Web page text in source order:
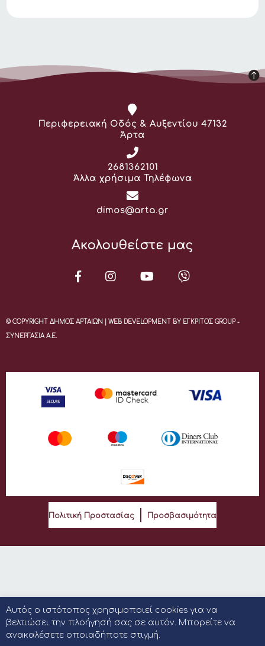
Διεύθυνση:
Περιφερειακή Οδός & Αυξεντίου 47132
Άρτα
Τηλέφωνο:
2681362101
Άλλα χρήσιμα Τηλέφωνα
Email:
dimos@arta.gr
Ακολουθείστε μας
© COPYRIGHT ΔΗΜΟΣ ΑΡΤΑΙΩΝ | WEB DEVELOPMENT BY ΕΓΚΡΙΤΟΣ GROUP -
ΣΥΝΕΡΓΑΣΙΑ Α.Ε.
Πολιτική Προστασίας Προσβασιμότητα
Αυτός ο ιστότοπος χρησιμοποιεί cookies για να
βελτιώσει την πλοήγησή σας σε αυτόν. Μπορείτε να
ανακαλέσετε οποιαδήποτε στιγμή.